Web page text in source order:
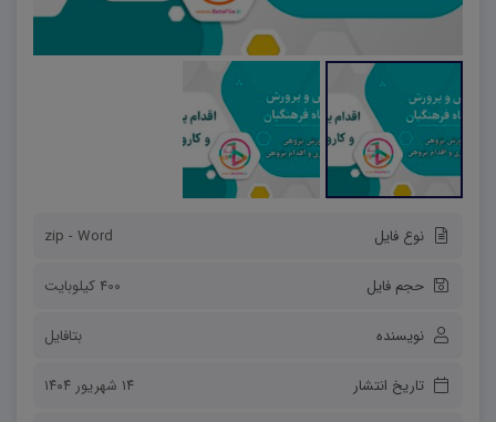
نوع فایل zip - Word
حجم فایل 400 کیلوبایت
نویسنده بتافایل
تاریخ انتشار ۱۴ شهریور ۱۴۰۴